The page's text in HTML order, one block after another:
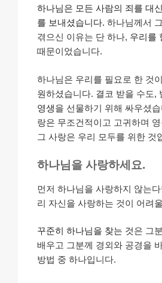
하나님은 모든 사람의 죄를 대
를 보내셨습니다. 하나님께서
겪으신 이유는 단 하나, 우리를
때문이었습니다.
하나님은 우리를 필요로 한 것
원하셨습니다. 결코 받을 수도,
영생을 선물하기 위해 싸우셨
랑은 무조건적이고 고귀하며
그 사랑은 우리 모두를 위한 것
하나님을 사랑하세요.
먼저 하나님을 사랑하지 않는
리 자신을 사랑하는 것이 어려
꾸준히 하나님을 찾는 것은 그
배우고 그분께 경외와 공경을
방법 중 하나입니다.